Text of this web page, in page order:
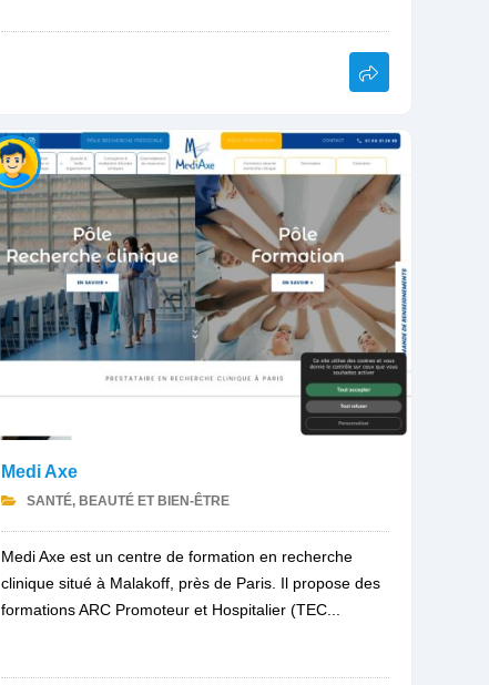
Medi Axe
SANTÉ, BEAUTÉ ET BIEN-ÊTRE
Medi Axe est un centre de formation en recherche
clinique situé à Malakoff, près de Paris. Il propose des
formations ARC Promoteur et Hospitalier (TEC...